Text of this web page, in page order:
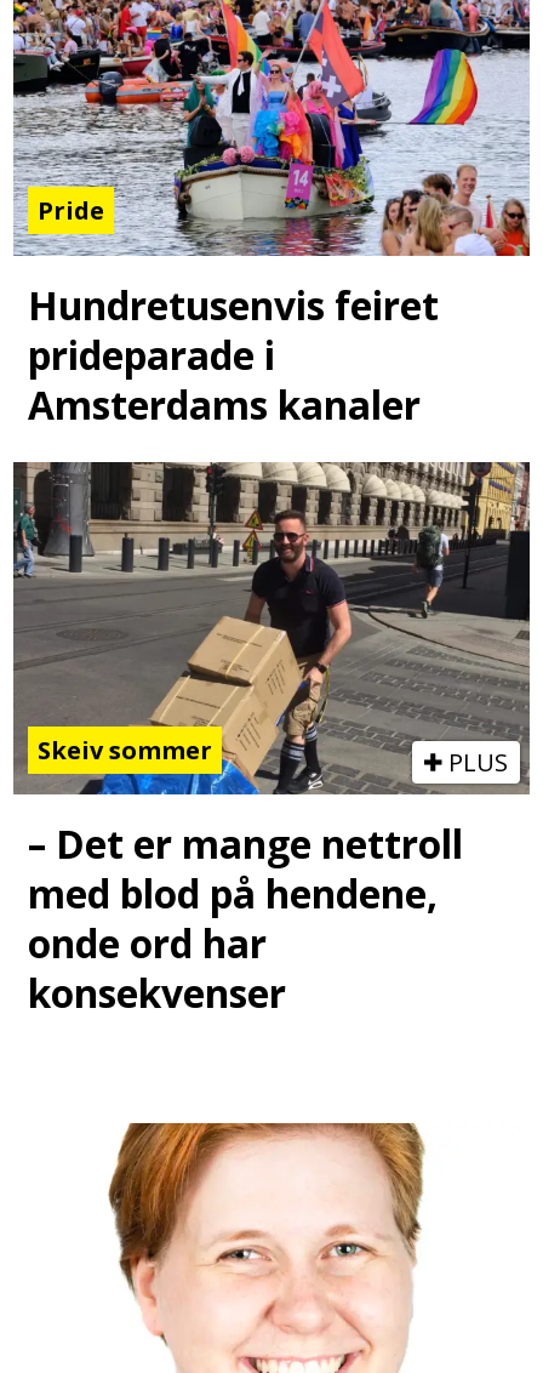
Pride
Hundretusenvis feiret
prideparade i
Amsterdams kanaler
Skeiv sommer PLUS
– Det er mange nettroll
med blod på hendene,
onde ord har
konsekvenser